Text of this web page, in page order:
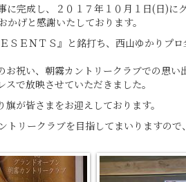
完成し、２０１７年１０月１日(日)に
げと感謝いたしております。
ＳＥＮＴＳ』と銘打ち、西山ゆかりプ
お祝い、朝霧カントリークラブでの思
で放映させていただきました。
が皆さまをお迎えしております。
リークラブを目指してまいりますの